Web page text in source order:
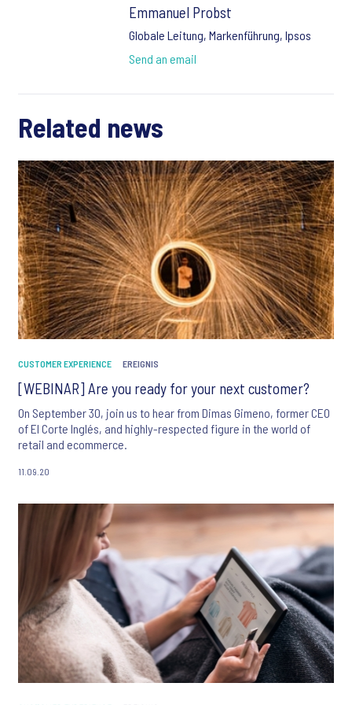
Emmanuel Probst
Globale Leitung, Markenführung, Ipsos
Send an email
Related news
CUSTOMER EXPERIENCE EREIGNIS
[WEBINAR] Are you ready for your next customer?
On September 30, join us to hear from Dimas Gimeno, former CEO
of El Corte Inglés, and highly-respected figure in the world of
retail and ecommerce.
11.09.20